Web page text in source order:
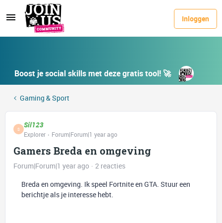
Inloggen
Boost je social skills met deze gratis tool! 🚀
Gaming & Sport
S Sil123
Explorer Forum|Forum|1 year ago
Gamers Breda en omgeving
Forum|Forum|1 year ago
2 reacties
Breda en omgeving. Ik speel Fortnite en GTA. Stuur een
berichtje als je interesse hebt.